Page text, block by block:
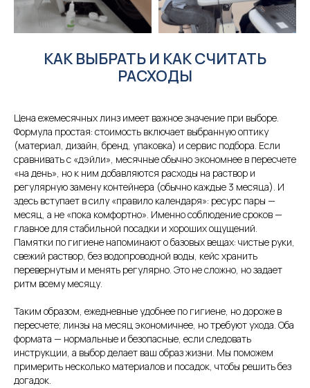
КАК ВЫБРАТЬ И КАК СЧИТАТЬ
РАСХОДЫ
Цена ежемесячных линз имеет важное значение при выборе.
Формула простая: стоимость включает выбранную оптику
(материал, дизайн, бренд, упаковка) и сервис подбора. Если
сравнивать с «дэйли», месячные обычно экономнее в пересчете
«на день», но к ним добавляются расходы на раствор и
регулярную замену контейнера (обычно каждые 3 месяца). И
здесь вступает в силу «правило календаря»: ресурс пары —
месяц, а не «пока комфортно». Именно соблюдение сроков —
главное для стабильной посадки и хороших ощущений.
Памятки по гигиене напоминают о базовых вещах: чистые руки,
свежий раствор, без водопроводной воды, кейс хранить
перевернутым и менять регулярно. Это не сложно, но задает
ритм всему месяцу.
Таким образом, ежедневные удобнее по гигиене, но дороже в
пересчете; линзы на месяц экономичнее, но требуют ухода. Оба
формата — нормальные и безопасные, если следовать
инструкции, а выбор делает ваш образ жизни. Мы поможем
примерить несколько материалов и посадок, чтобы решить без
догадок.